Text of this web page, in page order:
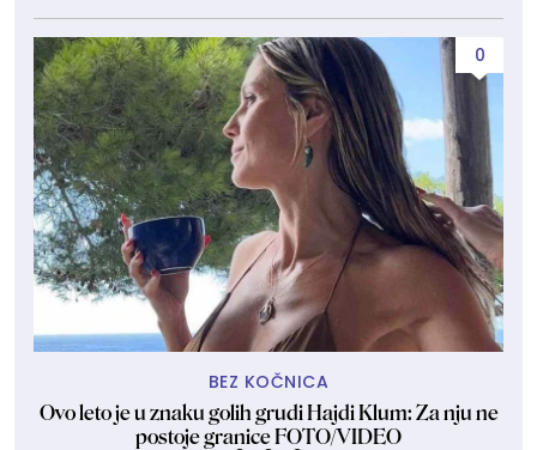
0
BEZ KOČNICA
Ovo leto je u znaku golih grudi Hajdi Klum: Za nju ne
postoje granice FOTO/VIDEO